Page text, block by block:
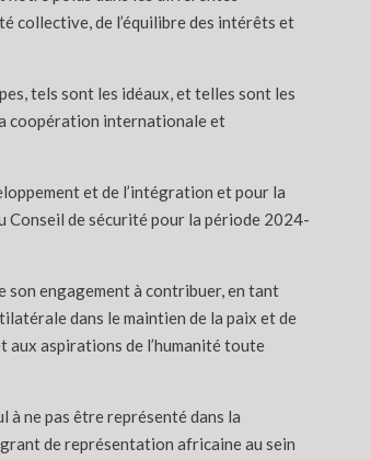
collective, de l’équilibre des intérêts et
tels sont les idéaux, et telles sont les
coopération internationale et
et de l’intégration et pour la
Conseil de sécurité pour la période 2024-
son engagement à contribuer, en tant
dans le maintien de la paix et de
aspirations de l’humanité toute
à ne pas être représenté dans la
de représentation africaine au sein